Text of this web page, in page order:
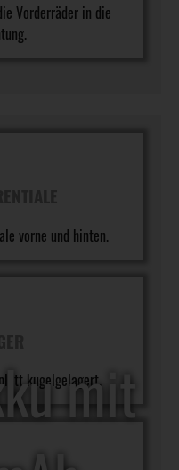
Vorderräder in die
vorne und hinten.
kugelgelagert.mit